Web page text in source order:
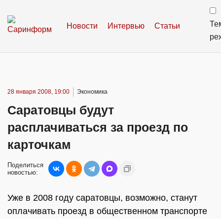
Новости Интервью Статьи
28 января 2008, 19:00 Экономика
Саратовцы будут
расплачиваться за проезд по
карточкам
Поделиться
новостью:
Уже в 2008 году саратовцы, возможно, станут
оплачивать проезд в общественном транспорте